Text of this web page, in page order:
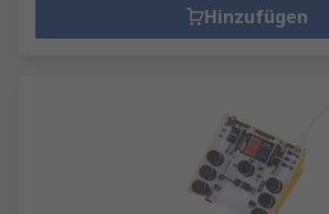
Hinzufügen